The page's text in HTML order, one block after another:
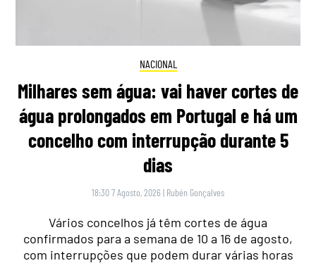
NACIONAL
Milhares sem água: vai haver cortes de
água prolongados em Portugal e há um
concelho com interrupção durante 5
dias
18:30 7 Agosto, 2026 | Rubén Gonçalves
Vários concelhos já têm cortes de água
confirmados para a semana de 10 a 16 de agosto,
com interrupções que podem durar várias horas